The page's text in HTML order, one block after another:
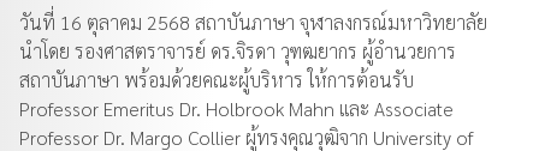
วันที่ 16 ตุลาคม 2568 สถาบันภาษา จุฬาลงกรณ์มหาวิทยาลัย
นำโดย รองศาสตราจารย์ ดร.จิรดา วุฑฒยากร ผู้อำนวยการ
สถาบันภาษา พร้อมด้วยคณะผู้บริหาร ให้การต้อนรับ
Professor Emeritus Dr. Holbrook Mahn และ Associate
Professor Dr. Margo Collier ผู้ทรงคุณวุฒิจาก University of